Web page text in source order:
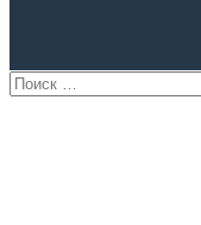
Поиск: